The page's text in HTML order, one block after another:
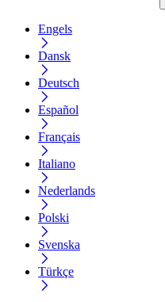
Engels
Dansk
Deutsch
Español
Français
Italiano
Nederlands
Polski
Svenska
Türkçe